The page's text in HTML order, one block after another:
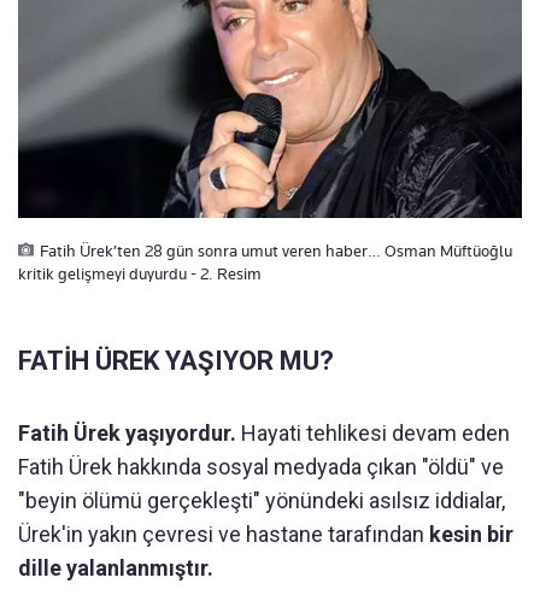
Fatih Ürek’ten 28 gün sonra umut veren haber… Osman Müftüoğlu
kritik gelişmeyi duyurdu - 2. Resim
FATİH ÜREK YAŞIYOR MU?
Fatih Ürek yaşıyordur. Hayati tehlikesi devam eden
Fatih Ürek hakkında sosyal medyada çıkan "öldü" ve
"beyin ölümü gerçekleşti" yönündeki asılsız iddialar,
Ürek'in yakın çevresi ve hastane tarafından kesin bir
dille yalanlanmıştır.